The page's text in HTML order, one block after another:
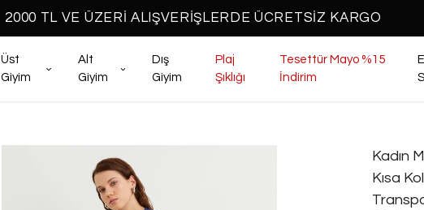
2000 TL VE ÜZERİ ALIŞVERİŞLERDE ÜCRETSİZ KARGO
Üst
Giyim
Alt
Giyim
Dış
Giyim
Plaj
Şıklığı
Tesettür Mayo %15
İndirim
Kadın
Kısa